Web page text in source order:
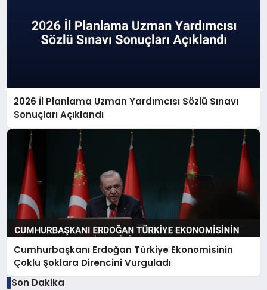
2026 İl Planlama Uzman Yardımcısı Sözlü Sınavı
Sonuçları Açıklandı
Cumhurbaşkanı Erdoğan Türkiye Ekonomisinin
Çoklu Şoklara Direncini Vurguladı
Son Dakika